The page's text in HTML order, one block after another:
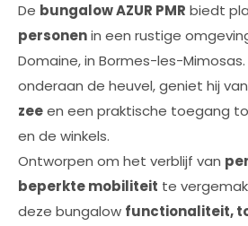
De bungalow AZUR PMR biedt
personenin een rustige
Domaine, in Bormes-les-
onderaan de heuvel, geniet hij
zeeen een praktische toegang
en de winkels.
Ontworpen om het verblijf van
beperkte mobiliteit te
deze bungalow functionaliteit,